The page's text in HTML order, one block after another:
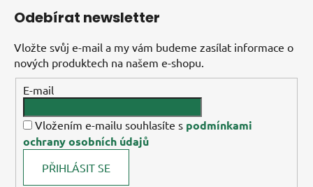
Odebírat newsletter
Vložte svůj e-mail a my vám budeme zasílat informace o
nových produktech na našem e-shopu.
E-mail
Vložením e-mailu souhlasíte s podmínkami
ochrany osobních údajů
PŘIHLÁSIT SE